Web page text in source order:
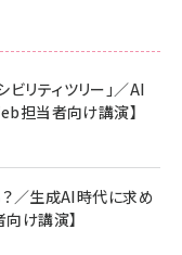
24号 No.2500増刊
エンタメの矜持／
山田涼介]
17 用 保護フィ
(6.3インチ) 対応
HD | 手軽にスト
ロゴ - クラ
ブル 240W 結束バン
Pro MacBook
ドナイトブラック)
リティツリー」／AI
担当者向け講演】
／生成AI時代に求め
け講演】